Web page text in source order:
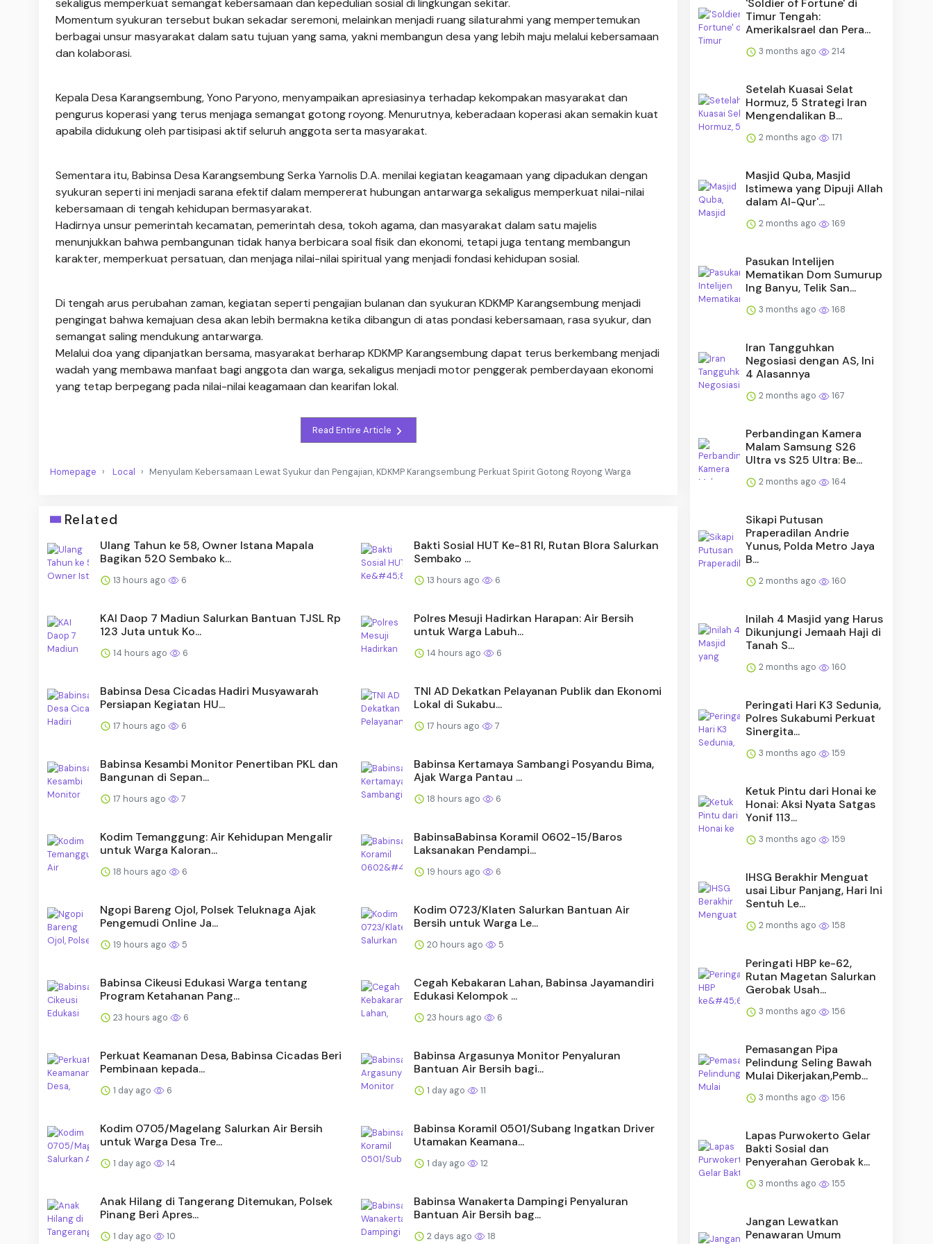
sekaligus memperkuat semangat kebersamaan dan kepedulian sosial di lingkungan sekitar.
Momentum syukuran tersebut bukan sekadar seremoni, melainkan menjadi ruang silaturahmi yang mempertemukan
berbagai unsur masyarakat dalam satu tujuan yang sama, yakni membangun desa yang lebih maju melalui kebersamaan
dan kolaborasi.
Kepala Desa Karangsembung, Yono Paryono, menyampaikan apresiasinya terhadap kekompakan masyarakat dan
pengurus koperasi yang terus menjaga semangat gotong royong. Menurutnya, keberadaan koperasi akan semakin kuat
apabila didukung oleh partisipasi aktif seluruh anggota serta masyarakat.
Sementara itu, Babinsa Desa Karangsembung Serka Yarnolis D.A. menilai kegiatan keagamaan yang dipadukan dengan
syukuran seperti ini menjadi sarana efektif dalam mempererat hubungan antarwarga sekaligus memperkuat nilai-nilai
kebersamaan di tengah kehidupan bermasyarakat.
Hadirnya unsur pemerintah kecamatan, pemerintah desa, tokoh agama, dan masyarakat dalam satu majelis
menunjukkan bahwa pembangunan tidak hanya berbicara soal fisik dan ekonomi, tetapi juga tentang membangun
karakter, memperkuat persatuan, dan menjaga nilai-nilai spiritual yang menjadi fondasi kehidupan sosial.
Di tengah arus perubahan zaman, kegiatan seperti pengajian bulanan dan syukuran KDKMP Karangsembung menjadi
pengingat bahwa kemajuan desa akan lebih bermakna ketika dibangun di atas pondasi kebersamaan, rasa syukur, dan
semangat saling mendukung antarwarga.
Melalui doa yang dipanjatkan bersama, masyarakat berharap KDKMP Karangsembung dapat terus berkembang menjadi
wadah yang membawa manfaat bagi anggota dan warga, sekaligus menjadi motor penggerak pemberdayaan ekonomi
yang tetap berpegang pada nilai-nilai keagamaan dan kearifan lokal.
Read Entire Article
Homepage Local Menyulam Kebersamaan Lewat Syukur dan Pengajian, KDKMP Karangsembung Perkuat Spirit Gotong Royong Warga
Related
Ulang Tahun ke 58, Owner Istana Mapala
Bagikan 520 Sembako k...
13 hours ago 6
Bakti Sosial HUT Ke-81 RI, Rutan Blora Salurkan
Sembako ...
13 hours ago 6
KAI Daop 7 Madiun Salurkan Bantuan TJSL Rp
123 Juta untuk Ko...
14 hours ago 6
Polres Mesuji Hadirkan Harapan: Air Bersih
untuk Warga Labuh...
14 hours ago 6
Babinsa Desa Cicadas Hadiri Musyawarah
Persiapan Kegiatan HU...
17 hours ago 6
TNI AD Dekatkan Pelayanan Publik dan Ekonomi
Lokal di Sukabu...
17 hours ago 7
Babinsa Kesambi Monitor Penertiban PKL dan
Bangunan di Sepan...
17 hours ago 7
Babinsa Kertamaya Sambangi Posyandu Bima,
Ajak Warga Pantau ...
18 hours ago 6
Kodim Temanggung: Air Kehidupan Mengalir
untuk Warga Kaloran...
18 hours ago 6
BabinsaBabinsa Koramil 0602-15/Baros
Laksanakan Pendampi...
19 hours ago 6
Ngopi Bareng Ojol, Polsek Teluknaga Ajak
Pengemudi Online Ja...
19 hours ago 5
Kodim 0723/Klaten Salurkan Bantuan Air
Bersih untuk Warga Le...
20 hours ago 5
Babinsa Cikeusi Edukasi Warga tentang
Program Ketahanan Pang...
23 hours ago 6
Cegah Kebakaran Lahan, Babinsa Jayamandiri
Edukasi Kelompok ...
23 hours ago 6
Perkuat Keamanan Desa, Babinsa Cicadas Beri
Pembinaan kepada...
1 day ago 6
Babinsa Argasunya Monitor Penyaluran
Bantuan Air Bersih bagi...
1 day ago 11
Kodim 0705/Magelang Salurkan Air Bersih
untuk Warga Desa Tre...
1 day ago 14
Babinsa Koramil 0501/Subang Ingatkan Driver
Utamakan Keamana...
1 day ago 12
Anak Hilang di Tangerang Ditemukan, Polsek
Pinang Beri Apres...
1 day ago 10
Babinsa Wanakerta Dampingi Penyaluran
Bantuan Air Bersih bag...
2 days ago 18
'Soldier of Fortune' di
Timur Tengah:
AmerikaIsrael dan Pera...
3 months ago 214
Setelah Kuasai Selat
Hormuz, 5 Strategi Iran
Mengendalikan B...
2 months ago 171
Masjid Quba, Masjid
Istimewa yang Dipuji Allah
dalam Al-Qur'...
2 months ago 169
Pasukan Intelijen
Mematikan Dom Sumurup
Ing Banyu, Telik San...
3 months ago 168
Iran Tangguhkan
Negosiasi dengan AS, Ini
4 Alasannya
2 months ago 167
Perbandingan Kamera
Malam Samsung S26
Ultra vs S25 Ultra: Be...
2 months ago 164
Sikapi Putusan
Praperadilan Andrie
Yunus, Polda Metro Jaya
B...
2 months ago 160
Inilah 4 Masjid yang Harus
Dikunjungi Jemaah Haji di
Tanah S...
2 months ago 160
Peringati Hari K3 Sedunia,
Polres Sukabumi Perkuat
Sinergita...
3 months ago 159
Ketuk Pintu dari Honai ke
Honai: Aksi Nyata Satgas
Yonif 113...
3 months ago 159
IHSG Berakhir Menguat
usai Libur Panjang, Hari Ini
Sentuh Le...
2 months ago 158
Peringati HBP ke-62,
Rutan Magetan Salurkan
Gerobak Usah...
3 months ago 156
Pemasangan Pipa
Pelindung Seling Bawah
Mulai Dikerjakan,Pemb...
3 months ago 156
Lapas Purwokerto Gelar
Bakti Sosial dan
Penyerahan Gerobak k...
3 months ago 155
Jangan Lewatkan
Penawaran Umum